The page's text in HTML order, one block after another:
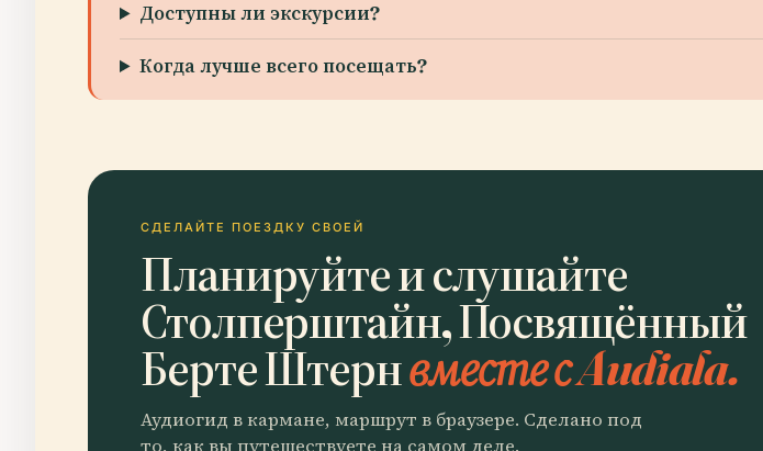
Доступны ли экскурсии?
Когда лучше всего посещать?
СДЕЛАЙТЕ ПОЕЗДКУ СВОЕЙ
Планируйте и слушайте
Столперштайн, Посвящённый
Берте Штернвместе с Audiala.
Аудиогид в кармане, маршрут в браузере. Сделано под